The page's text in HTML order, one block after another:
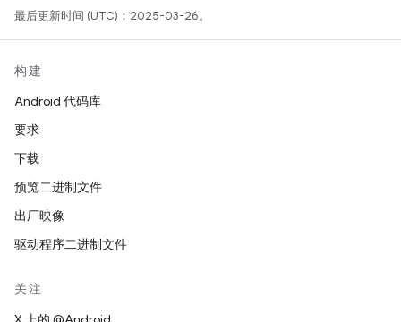
最后更新时间 (UTC)：2025-03-26。
构建
Android 代码库
要求
下载
预览二进制文件
出厂映像
驱动程序二进制文件
关注